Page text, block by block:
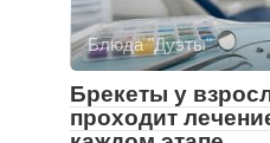
Блюда "Дуэты"
Брекеты у
проходит